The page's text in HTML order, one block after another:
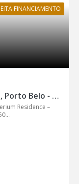
FINANCIAMENTO
Apartamento de luxo - Perequê, Porto Belo - AP0142
Residence –